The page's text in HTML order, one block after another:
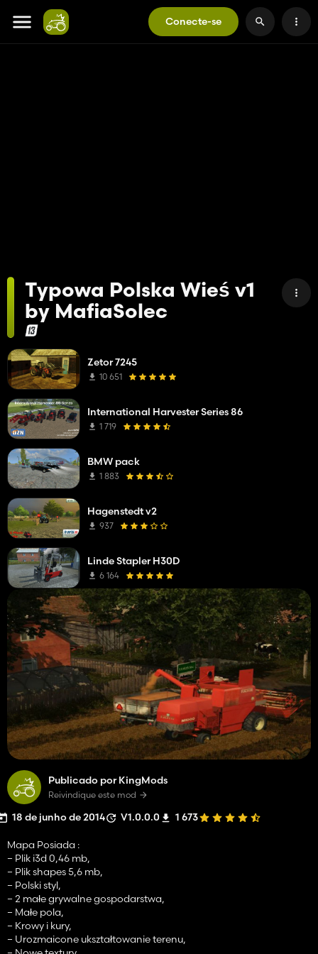
Conecte-se
Typowa Polska Wieś v1
by MafiaSolec
Publicado por KingMods
Reivindique este mod
18 de junho de 2014 V1.0.0.0 1 673
Mapa Posiada :
– Plik i3d 0,46 mb,
– Plik shapes 5,6 mb,
– Polski styl,
– 2 małe grywalne gospodarstwa,
– Małe pola,
– Krowy i kury,
– Urozmaicone ukształtowanie terenu,
Zetor 7245
10 651
International Harvester Series 86
1 719
BMW pack
1 883
Hagenstedt v2
937
Linde Stapler H30D
6 164